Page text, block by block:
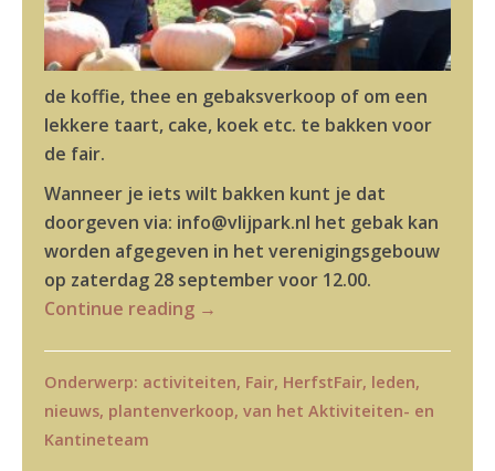
de koffie, thee en gebaksverkoop of om een
lekkere taart, cake, koek etc. te bakken voor
de fair.
Wanneer je iets wilt bakken kunt je dat
doorgeven via: info@vlijpark.nl het gebak kan
worden afgegeven in het verenigingsgebouw
op zaterdag 28 september voor 12.00.
Continue reading →
Onderwerp: activiteiten, Fair, HerfstFair, leden,
nieuws, plantenverkoop, van het Aktiviteiten- en
Kantineteam